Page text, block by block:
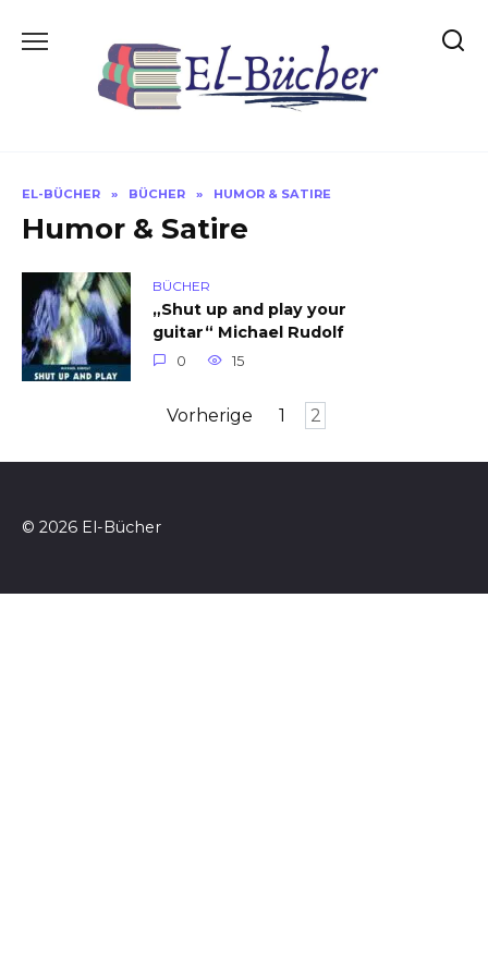
EL-BÜCHER » BÜCHER » HUMOR & SATIRE
Humor & Satire
BÜCHER
„Shut up and play your
guitar“ Michael Rudolf
0 15
BeitragsnavigationVorherige 1 2
© 2026 El-Bücher